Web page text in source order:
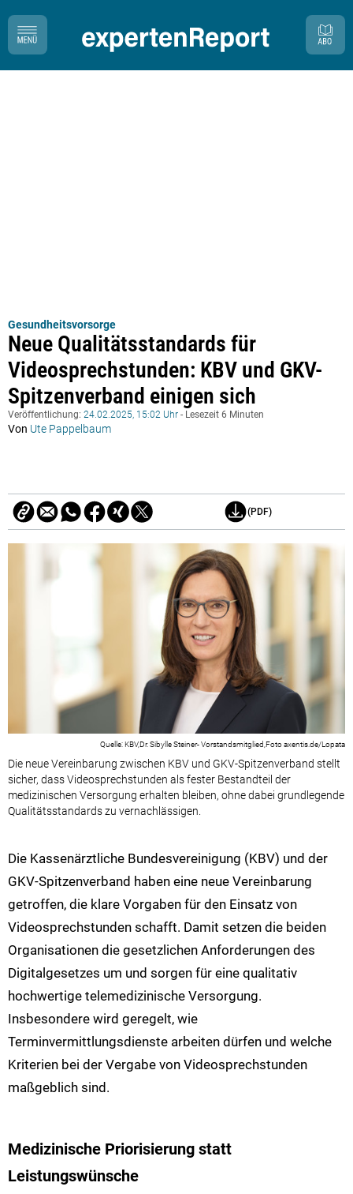
Gesundheitsvorsorge
Neue Qualitätsstandards für
Videosprechstunden: KBV und GKV-
Spitzenverband einigen sich
Veröffentlichung: 24.02.2025, 15:02 Uhr - Lesezeit 6 Minuten
Von Ute Pappelbaum
(PDF)
Die neue Vereinbarung zwischen KBV und GKV-Spitzenverband stellt
sicher, dass Videosprechstunden als fester Bestandteil der
medizinischen Versorgung erhalten bleiben, ohne dabei grundlegende
Qualitätsstandards zu vernachlässigen.
KBV,Dr. Sibylle Steiner- Vorstandsmitglied,Foto axentis.de/Lopata
Die Kassenärztliche Bundesvereinigung (KBV) und der
GKV-Spitzenverband haben eine neue Vereinbarung
getroffen, die klare Vorgaben für den Einsatz von
Videosprechstunden schafft. Damit setzen die beiden
Organisationen die gesetzlichen Anforderungen des
Digitalgesetzes um und sorgen für eine qualitativ
hochwertige telemedizinische Versorgung.
Insbesondere wird geregelt, wie
Terminvermittlungsdienste arbeiten dürfen und welche
Kriterien bei der Vergabe von Videosprechstunden
maßgeblich sind.
Medizinische Priorisierung statt
Leistungswünsche